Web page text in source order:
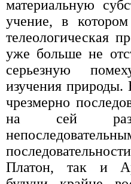
материальную
учение, в
телеологическая
уже больше не
серьезную
изучения
чрезмерно
на сей
Платон, так и